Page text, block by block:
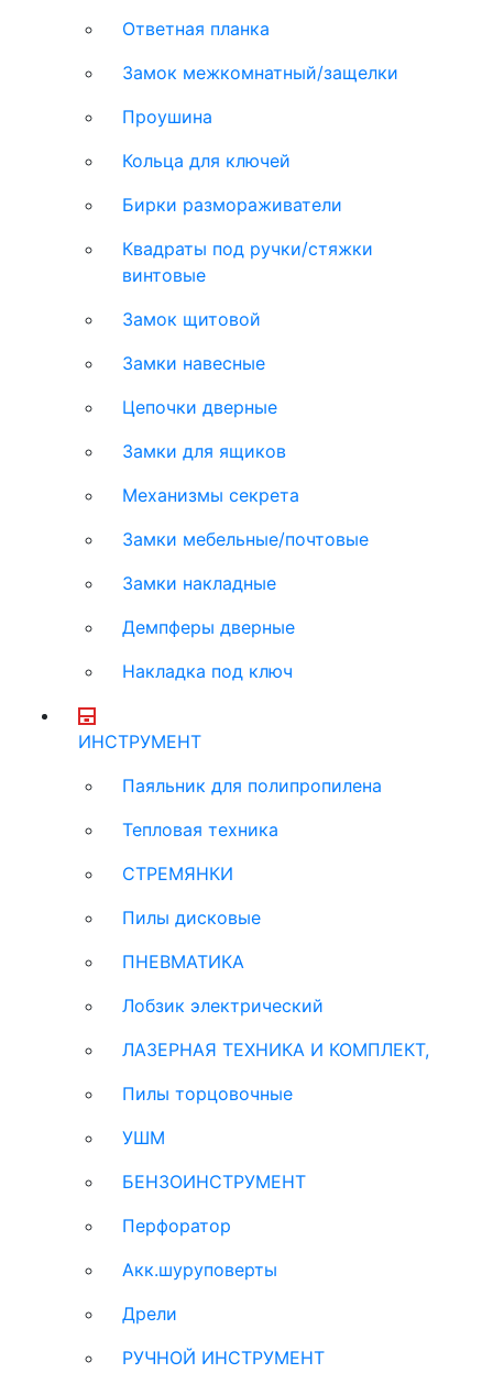
Ответная планка
Замок межкомнатный/защелки
Проушина
Кольца для ключей
Бирки размораживатели
Квадраты под ручки/стяжки
винтовые
Замок щитовой
Замки навесные
Цепочки дверные
Замки для ящиков
Механизмы секрета
Замки мебельные/почтовые
Замки накладные
Демпферы дверные
Накладка под ключ
ИНСТРУМЕНТ
Паяльник для полипропилена
Тепловая техника
СТРЕМЯНКИ
Пилы дисковые
ПНЕВМАТИКА
Лобзик электрический
ЛАЗЕРНАЯ ТЕХНИКА И КОМПЛЕКТ,
Пилы торцовочные
УШМ
БЕНЗОИНСТРУМЕНТ
Перфоратор
Акк.шуруповерты
Дрели
РУЧНОЙ ИНСТРУМЕНТ